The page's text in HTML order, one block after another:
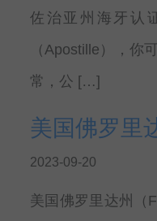
佐治亚州海牙认
（Apostille），你
常，公 […]
美国佛罗里
2023-09-20
美国佛罗里达州（